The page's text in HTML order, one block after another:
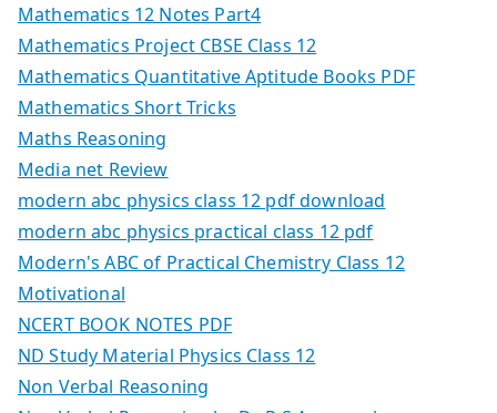
Mathematics 12 Notes Part4
Mathematics Project CBSE Class 12
Mathematics Quantitative Aptitude Books PDF
Mathematics Short Tricks
Maths Reasoning
Media net Review
modern abc physics class 12 pdf download
modern abc physics practical class 12 pdf
Modern's ABC of Practical Chemistry Class 12
Motivational
NCERT BOOK NOTES PDF
ND Study Material Physics Class 12
Non Verbal Reasoning